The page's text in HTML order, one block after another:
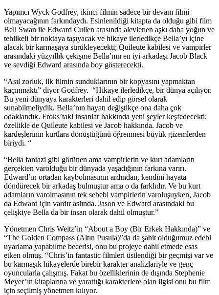
Yapımcı Wyck Godfrey, ikinci filmin sadece bir devam filmi
olmayacağının farkındaydı. Esinlenildiği kitapta da olduğu gibi film
Bell Swan ile Edward Cullen arasında alevlenen aşkı daha yoğun ve
tehlikeli bir noktaya taşıyacak ve hikaye ilerledikçe Bella’yı içine
alacak bir karmaşaya sürükleyecekti; Quileute kabilesi ve vampirler
arasındaki yüzyıllık çekişme Bella’nın en iyi arkadaşı Jacob Black
ve sevdiği Edward arasında boy gösterecekti.
“Asıl zorluk, ilk filmin sunduklarının bir kopyasını yapmaktan
kaçınmaktı” diyor Godfrey. “Hikaye ilerledikçe, bir dünya açılıyor.
Bu yeni dünyaya karakterleri dahil edip görsel olarak
sunabilmeliydik. Bella’nın hayatı değiştikçe ona daha çok
odaklandık. Froks’taki insanlar hakkında yeni şeyler keşfedecekti;
özellikle de Quileute kabilesi ve Jacob hakkında. Jacob ve
kardeşlerinin kurtlara dönüştüğünü öğrenmesi büyük gizemlerden
biriydi. “
“Bella fantazi gibi görünen ama vampirlerin ve kurt adamların
gerçekten varolduğu bir dünyada yaşadığının farkına varırı.
Edward’ın ortadan kaybolmasının ardından, kendini hayata
döndürecek bir arkadaş bulmuştur ama o da farklıdır. Ve bu kurt
adamların varolmasının tek sebebi vampirlerin varoluşuyken, Jacob
da Edward için vardır aslında. Jason ve Edward arasındaki bu
çelişkiye Bella da bir insan olarak dahil olmuştur.”
Yönetmen Chris Weitz’in “About a Boy (Bir Erkek Hakkında)” ve
“The Golden Compass (Altın Pusula)”da da şahit olduğumuz edebi
uyarlama yapabilme becerisi, onu bu projeye dahil etmede esas
etken olmuş. “Chris’in fantastic filmleri üstlendiği bir geçmişi var ve
bu karmaşık hikayelerde birebir karakter analizlariyle ve genç
oyuncularla çalışmış. Fakat bu özelliklerinin de dışında Stephenie
Meyer’ın kitaplarına ve yarattığı karakterlere olan ilgisi onu bu film
için seçilmiş yönetmen kılıyor.